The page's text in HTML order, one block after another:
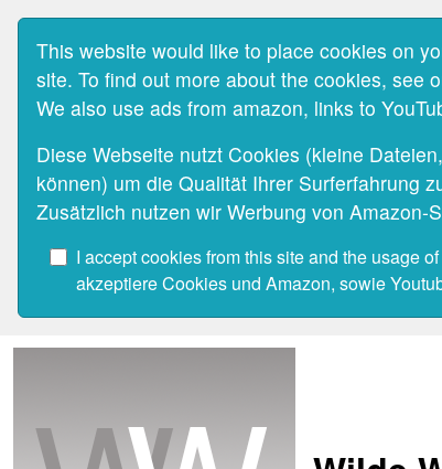
This website would like to place cookies on
site. To find out more about the cookies, see
We also use ads from amazon, links to
Diese Webseite nutzt Cookies (kleine
können) um die Qualität Ihrer Surferfahrung
Zusätzlich nutzen wir Werbung von Amazon-
I accept cookies from this site and the usage
akzeptiere Cookies und Amazon, sowie